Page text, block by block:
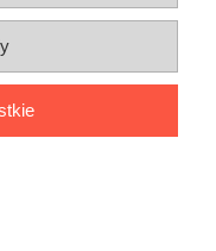
170 Gdańsk
Zadzwoń